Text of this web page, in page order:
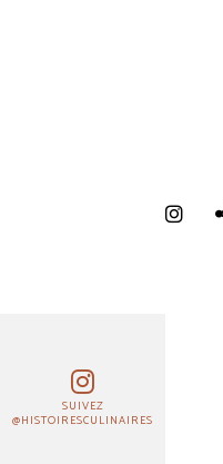
SUIVEZ
@HISTOIRESCULINAIRES